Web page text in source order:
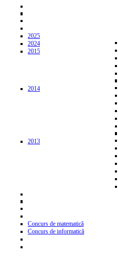
2025
2024
2015
2014
2013
Concurs de matematică
Concurs de informatică